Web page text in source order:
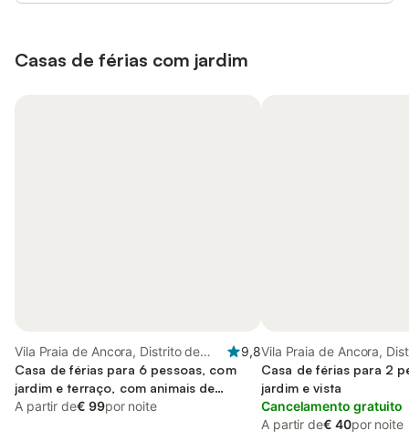
Casas de férias com jardim
Vila Praia de Ancora, Distrito de
Viana do Castelo
9,8
Casa de férias para 6 pessoas, com
jardim e terraço, com animais de
estimação
A partir de€ 99por noite
Vila Praia de Ancora,
Viana do Castelo
Casa de férias para 2
jardim e vista
Cancelamento gratuito
A partir de€ 40por noite